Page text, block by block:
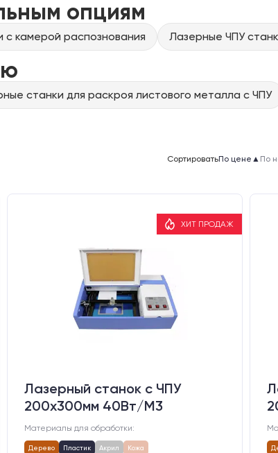
опциям
с камерой распознования Лазерные ЧПУ
станки для раскроя листового металла с ЧПУ
СортироватьПо цене ▲ По
ХИТ ПРОДАЖ
Лазерный станок c ЧПУ
200х300мм 40Вт/М3
Материалы для обработки:
Дерево Пластик Акрил Кожа